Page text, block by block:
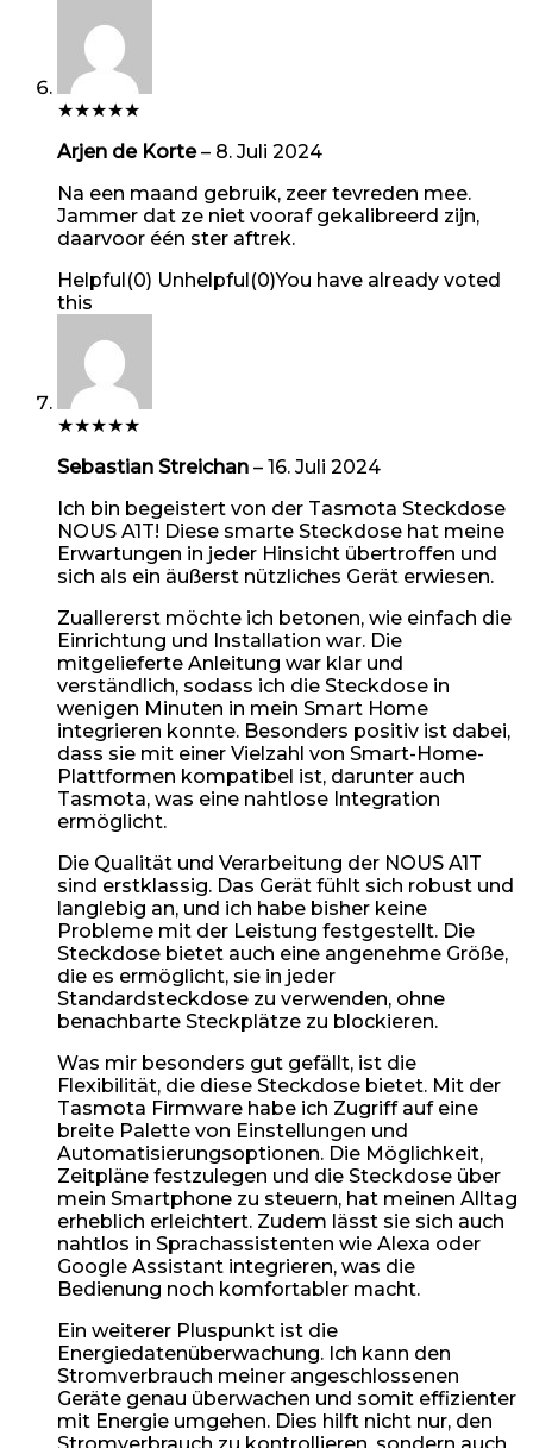
★★★★★
Arjen de Korte– 8. Juli 2024
Na een maand gebruik, zeer tevreden mee.
Jammer dat ze niet vooraf gekalibreerd zijn,
daarvoor één ster aftrek.
Helpful(0) Unhelpful(0)You have already voted
this
★★★★★
Sebastian Streichan – 16. Juli 2024
Ich bin begeistert von der Tasmota Steckdose
NOUS A1T! Diese smarte Steckdose hat meine
Erwartungen in jeder Hinsicht übertroffen und
sich als ein äußerst nützliches Gerät erwiesen.
Zuallererst möchte ich betonen, wie einfach die
Einrichtung und Installation war. Die
mitgelieferte Anleitung war klar und
verständlich, sodass ich die Steckdose in
wenigen Minuten in mein Smart Home
integrieren konnte. Besonders positiv ist dabei,
dass sie mit einer Vielzahl von Smart-Home-
Plattformen kompatibel ist, darunter auch
Tasmota, was eine nahtlose Integration
ermöglicht.
Die Qualität und Verarbeitung der NOUS A1T
sind erstklassig. Das Gerät fühlt sich robust und
langlebig an, und ich habe bisher keine
Probleme mit der Leistung festgestellt. Die
Steckdose bietet auch eine angenehme Größe,
die es ermöglicht, sie in jeder
Standardsteckdose zu verwenden, ohne
benachbarte Steckplätze zu blockieren.
Was mir besonders gut gefällt, ist die
Flexibilität, die diese Steckdose bietet. Mit der
Tasmota Firmware habe ich Zugriff auf eine
breite Palette von Einstellungen und
Automatisierungsoptionen. Die Möglichkeit,
Zeitpläne festzulegen und die Steckdose über
mein Smartphone zu steuern, hat meinen Alltag
erheblich erleichtert. Zudem lässt sie sich auch
nahtlos in Sprachassistenten wie Alexa oder
Google Assistant integrieren, was die
Bedienung noch komfortabler macht.
Ein weiterer Pluspunkt ist die
Energiedatenüberwachung. Ich kann den
Stromverbrauch meiner angeschlossenen
Geräte genau überwachen und somit effizienter
mit Energie umgehen. Dies hilft nicht nur, den